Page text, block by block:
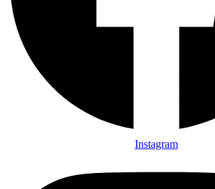
Instagram